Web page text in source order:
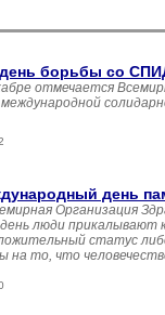
борьбы со
отмечается
день
Организация
люди прикалывают к
статус
на то, что